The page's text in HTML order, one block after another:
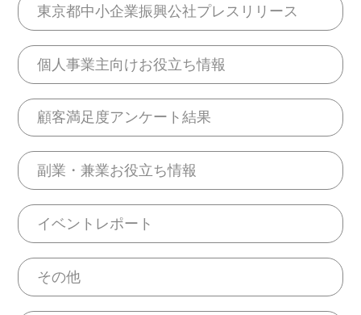
東京都中小企業振興公社プレスリリース
個人事業主向けお役立ち情報
顧客満足度アンケート結果
副業・兼業お役立ち情報
イベントレポート
その他